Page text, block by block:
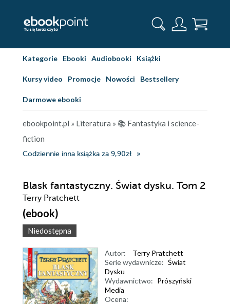
Kategorie Ebooki Audiobooki Książki
Kursy video Promocje Nowości Bestsellery
Darmowe ebooki
ebookpoint.pl » Literatura » 📚 Fantastyka i science-
fiction
Codziennie inna książka za 9,90zł
Blask fantastyczny. Świat dysku. Tom 2
Terry Pratchett
(ebook)
Niedostępna
Autor:
Terry Pratchett
Serie wydawnicze: Świat
Dysku
Wydawnictwo: Prószyński
Media
Ocena: